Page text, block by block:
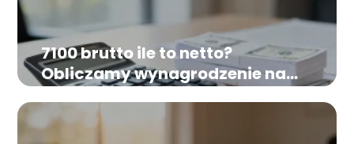
7100 brutto ile to netto?
Obliczamy wynagrodzenie na
rękę